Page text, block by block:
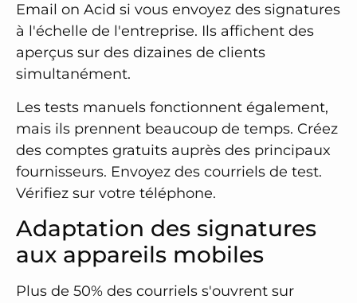
Email on Acid si vous envoyez des signatures
à l'échelle de l'entreprise. Ils affichent des
aperçus sur des dizaines de clients
simultanément.
Les tests manuels fonctionnent également,
mais ils prennent beaucoup de temps. Créez
des comptes gratuits auprès des principaux
fournisseurs. Envoyez des courriels de test.
Vérifiez sur votre téléphone.
Adaptation des signatures
aux appareils mobiles
Plus de 50% des courriels s'ouvrent sur